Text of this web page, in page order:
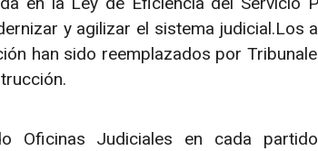
y agilizar el sistema judicial.Los
han sido reemplazados por
Oficinas Judiciales en cada